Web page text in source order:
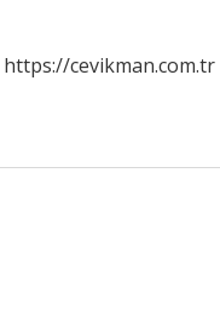
https://cevikman.com.tr